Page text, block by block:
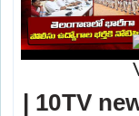
| 10TV